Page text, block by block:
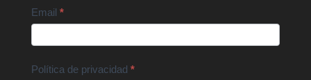
Email *
Política de privacidad *